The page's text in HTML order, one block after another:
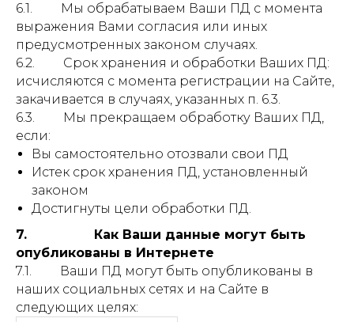
6.1. Мы обрабатываем Ваши ПД с момента
выражения Вами согласия или иных
предусмотренных законом случаях.
6.2. Срок хранения и обработки Ваших ПД:
исчисляются с момента регистрации на Сайте,
закачивается в случаях, указанных п. 6.3.
6.3. Мы прекращаем обработку Ваших ПД,
если:
Вы самостоятельно отозвали свои ПД
Истек срок хранения ПД, установленный
законом
Достигнуты цели обработки ПД.
7. Как Ваши данные могут быть
опубликованы в Интернете
7.1. Ваши ПД могут быть опубликованы в
наших социальных сетях и на Сайте в
следующих целях: